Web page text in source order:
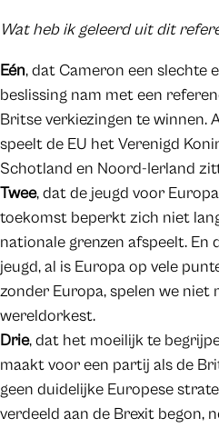
Wat heb ik geleerd uit dit
Eén, dat Cameron een slechte
beslissing nam met een
Britse verkiezingen te winnen.
speelt de EU het Verenigd
Schotland en Noord-Ierland
Twee, dat de jeugd voor
toekomst beperkt zich niet
nationale grenzen afspeelt. En
jeugd, al is Europa op vele
zonder Europa, spelen we niet
wereldorkest.
Drie, dat het moeilijk te
maakt voor een partij als de
geen duidelijke Europese
verdeeld aan de Brexit begon,